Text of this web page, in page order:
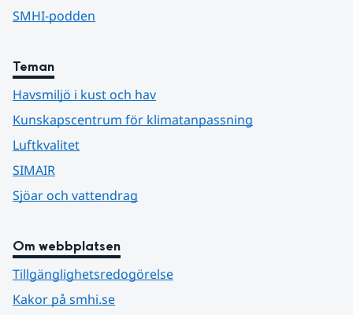
SMHI-podden
Teman
Havsmiljö i kust och hav
Kunskapscentrum för klimatanpassning
Luftkvalitet
SIMAIR
Sjöar och vattendrag
Om webbplatsen
Tillgänglighetsredogörelse
Kakor på smhi.se